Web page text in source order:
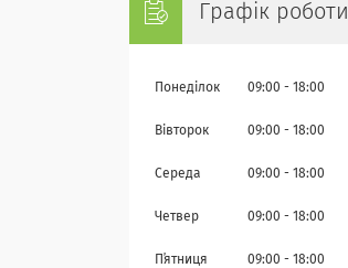
Графік роботи
Понеділок 09:00 18:00
Вівторок 09:00 18:00
Середа 09:00 18:00
Четвер 09:00 18:00
Пʼятниця 09:00 18:00